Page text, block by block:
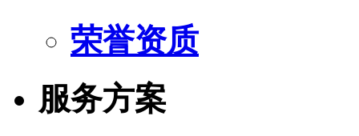
荣誉资质
服务方案